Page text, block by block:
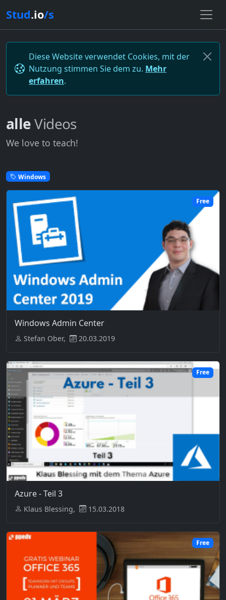
Stud.io/s
Diese Website verwendet Cookies, mit der
Nutzung stimmen Sie dem zu. Mehr
erfahren.
alleVideos
We love to teach!
Windows
Free
Windows Admin Center
Stefan Ober, 20.03.2019
Free
Azure - Teil 3
Klaus Blessing, 15.03.2018
Free